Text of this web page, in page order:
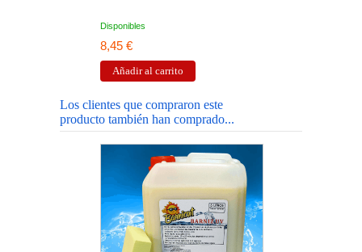
Disponibles
8,45 €
Añadir al carrito
Los clientes que compraron este
producto también han comprado...